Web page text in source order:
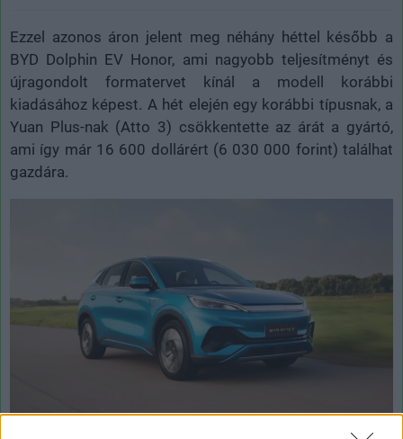
Ezzel azonos áron jelent meg néhány héttel később a
BYD Dolphin EV Honor, ami nagyobb teljesítményt és
újragondolt formatervet kínál a modell korábbi
kiadásához képest. A hét elején egy korábbi típusnak, a
Yuan Plus-nak (Atto 3) csökkentette az árát a gyártó,
ami így már 16 600 dollárért (6 030 000 forint) találhat
gazdára.